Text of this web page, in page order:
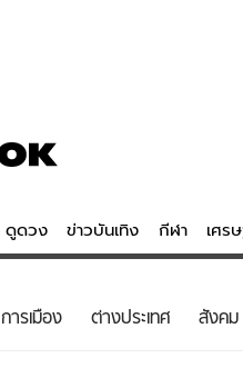
ดูดวง ข่าวบันเทิง กีฬา เศร
ดูดวง - ตรวจหวย
การเมือง ต่างประเทศ สังคม